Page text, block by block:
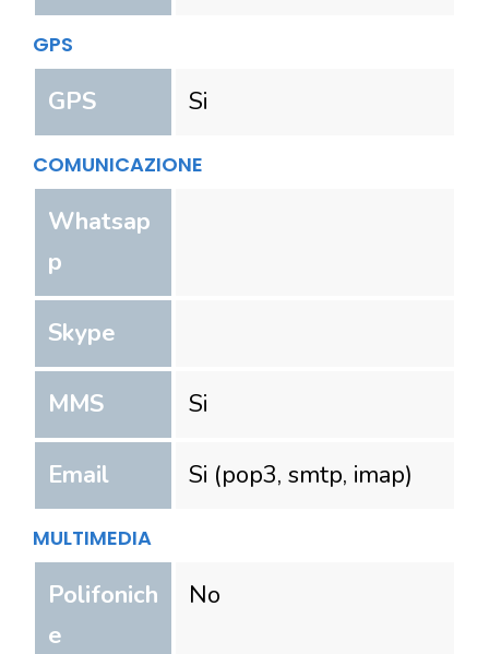
GPS
GPS Si
COMUNICAZIONE
Whatsap
p
Skype
MMS Si
Email Si (pop3, smtp, imap)
MULTIMEDIA
Polifonich
e
No